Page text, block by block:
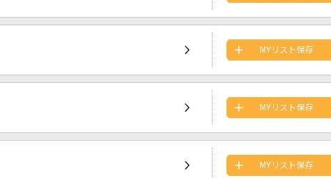
MYリスト保存
MYリスト保存
MYリスト保存